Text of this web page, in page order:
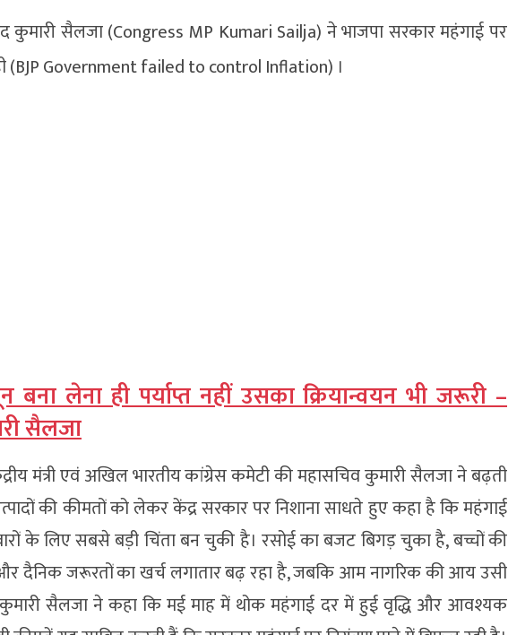
कुमारी सैलजा (Congress MP Kumari Sailja) ने भाजपा सरकार महंगाई पर
(BJP Government failed to control Inflation) ।
बना लेना ही पर्याप्त नहीं उसका क्रियान्वयन भी जरूरी –
सैलजा
मंत्री एवं अखिल भारतीय कांग्रेस कमेटी की महासचिव कुमारी सैलजा ने बढ़ती
की कीमतों को लेकर केंद्र सरकार पर निशाना साधते हुए कहा है कि महंगाई
के लिए सबसे बड़ी चिंता बन चुकी है। रसोई का बजट बिगड़ चुका है, बच्चों की
और दैनिक जरूरतों का खर्च लगातार बढ़ रहा है, जबकि आम नागरिक की आय उसी
सैलजा ने कहा कि मई माह में थोक महंगाई दर में हुई वृद्धि और आवश्यक